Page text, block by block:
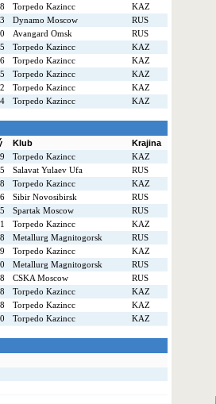
Torpedo Kazincc
KAZ
Dynamo Moscow
RUS
Avangard Omsk
RUS
Torpedo Kazincc
KAZ
Torpedo Kazincc
KAZ
Torpedo Kazincc
KAZ
Torpedo Kazincc
KAZ
Torpedo Kazincc KAZ
Klub
Krajina
Torpedo Kazincc
KAZ
Salavat Yulaev Ufa
RUS
Torpedo Kazincc
KAZ
Sibir Novosibirsk
RUS
Spartak Moscow
RUS
Torpedo Kazincc
KAZ
Metallurg Magnitogorsk
RUS
Torpedo Kazincc
KAZ
Metallurg Magnitogorsk
RUS
CSKA Moscow
RUS
Torpedo Kazincc
KAZ
Torpedo Kazincc
KAZ
Torpedo Kazincc KAZ